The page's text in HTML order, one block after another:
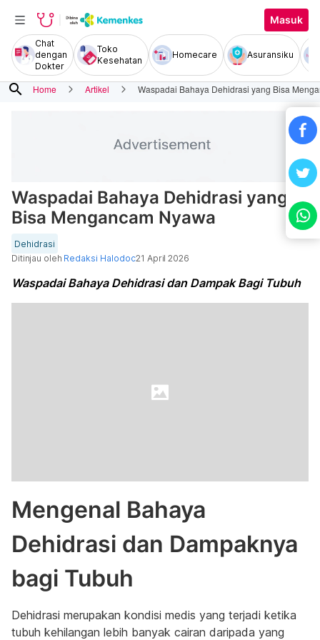
Masuk
Chat
dengan
Dokter
Toko
Kesehatan
Homecare Asuransiku
search Home Artikel Waspadai Bahaya Dehidrasi yang Bisa
Waspadai Bahaya Dehidrasi yang
Bisa Mengancam Nyawa
Dehidrasi
Ditinjau oleh Redaksi Halodoc21 April 2026
Waspadai Bahaya Dehidrasi dan Dampak Bagi Tubuh
Mengenal Bahaya
Dehidrasi dan Dampaknya
bagi Tubuh
Dehidrasi merupakan kondisi medis yang terjadi ketika
tubuh kehilangan lebih banyak cairan daripada yang